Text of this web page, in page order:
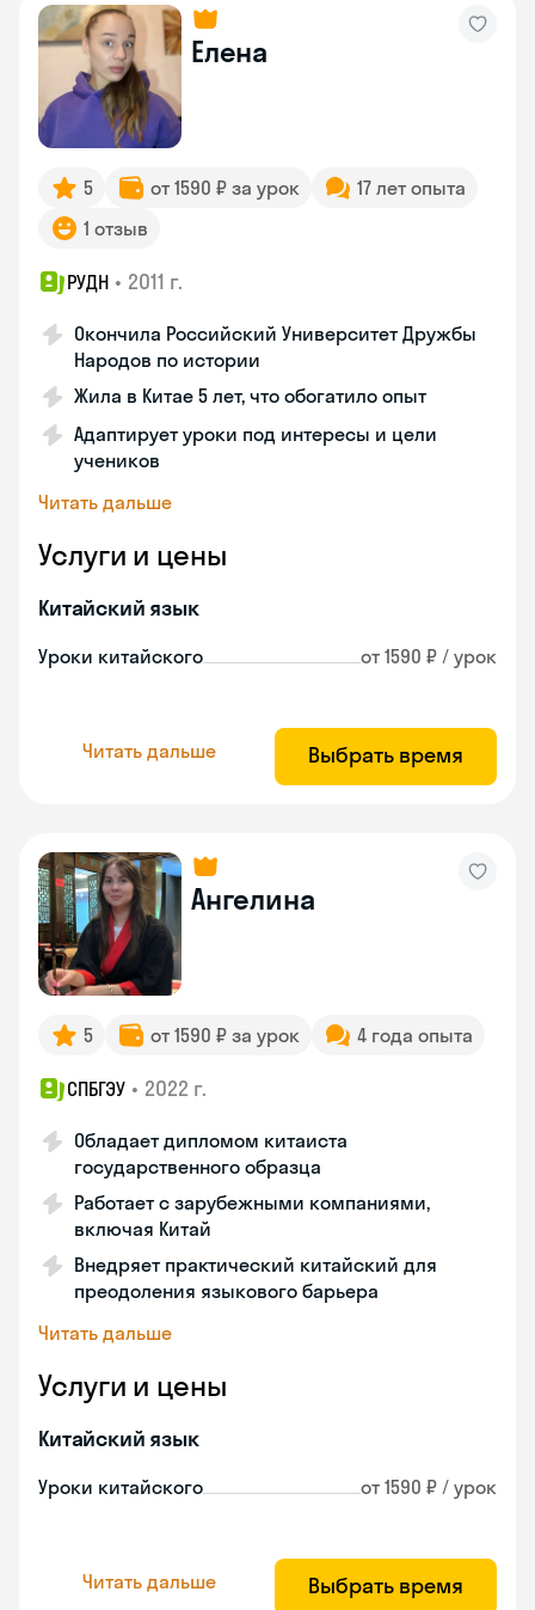
Елена
5 от 1590 ₽ за урок
17 лет опыта
1 отзыв
РУДН • 2011 г.
Окончила Российский Университет Дружбы
Народов по истории
Жила в Китае 5 лет, что обогатило опыт
Адаптирует уроки под интересы и цели
учеников
Читать дальше
Услуги и цены
Китайский язык
Уроки китайского от 1590 ₽ / урок
Читать дальше Выбрать время
Ангелина
5 от 1590 ₽ за урок 4 года опыта
СПБГЭУ • 2022 г.
Обладает дипломом китаиста
государственного образца
Работает с зарубежными компаниями,
включая Китай
Внедряет практический китайский для
преодоления языкового барьера
Читать дальше
Услуги и цены
Китайский язык
Уроки китайского от 1590 ₽ / урок
Читать дальше Выбрать время